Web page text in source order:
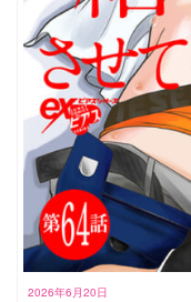
2026年6月20日